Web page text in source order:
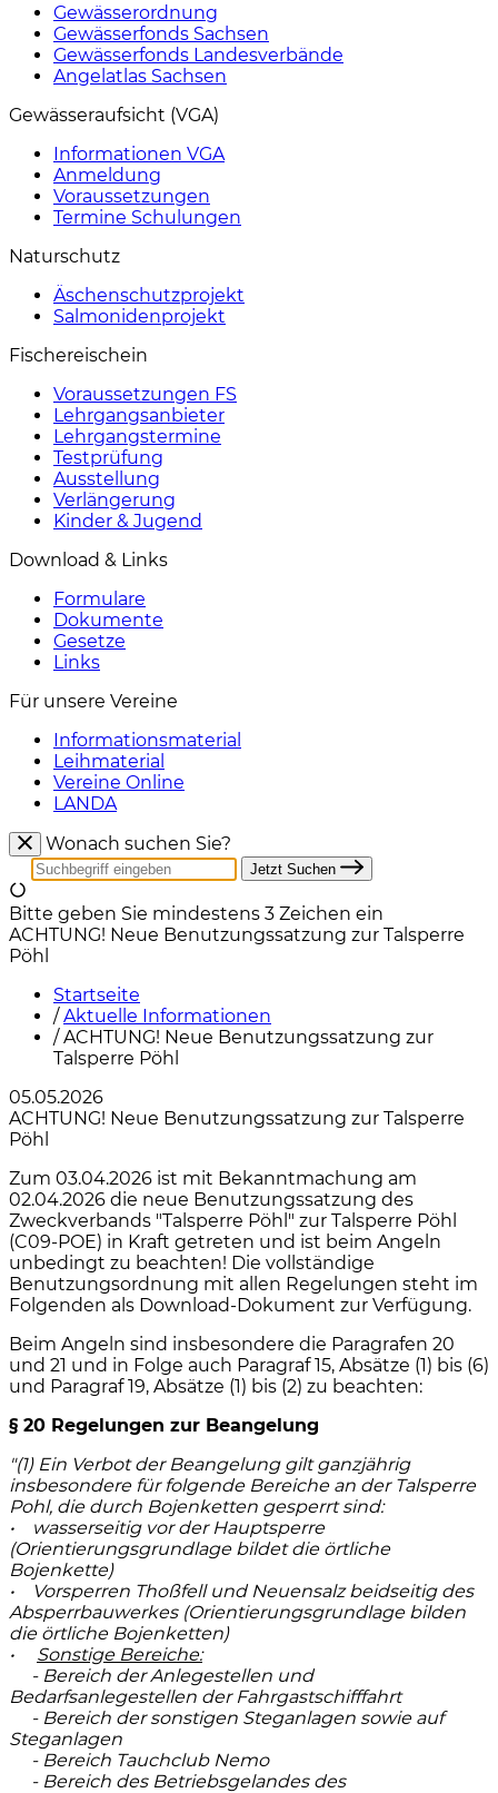
Gewässerordnung
Gewässerfonds Sachsen
Gewässerfonds Landesverbände
Angelatlas Sachsen
Gewässeraufsicht (VGA)
Informationen VGA
Anmeldung
Voraussetzungen
Termine Schulungen
Naturschutz
Äschenschutzprojekt
Salmonidenprojekt
Fischereischein
Voraussetzungen FS
Lehrgangsanbieter
Lehrgangstermine
Testprüfung
Ausstellung
Verlängerung
Kinder & Jugend
Download & Links
Formulare
Dokumente
Gesetze
Links
Für unsere Vereine
Informationsmaterial
Leihmaterial
Vereine Online
LANDA
Wonach suchen Sie?
Jetzt Suchen
Bitte geben Sie mindestens 3 Zeichen ein
ACHTUNG! Neue Benutzungssatzung zur Talsperre
Pöhl
Startseite
/ Aktuelle Informationen
/ ACHTUNG! Neue Benutzungssatzung zur
Talsperre Pöhl
05.05.2026
ACHTUNG! Neue Benutzungssatzung zur Talsperre
Pöhl
Zum 03.04.2026 ist mit Bekanntmachung am
02.04.2026 die neue Benutzungssatzung des
Zweckverbands "Talsperre Pöhl" zur Talsperre Pöhl
(C09-POE) in Kraft getreten und ist beim Angeln
unbedingt zu beachten! Die vollständige
Benutzungsordnung mit allen Regelungen steht im
Folgenden als Download-Dokument zur Verfügung.
Beim Angeln sind insbesondere die Paragrafen 20
und 21 und in Folge auch Paragraf 15, Absätze (1) bis (6)
und Paragraf 19, Absätze (1) bis (2) zu beachten:
§ 20 Regelungen zur Beangelung
"(1) Ein Verbot der Beangelung gilt ganzjährig
insbesondere für folgende Bereiche an der Talsperre
Pohl, die durch Bojenketten gesperrt sind:
• wasserseitig vor der Hauptsperre
(Orientierungsgrundlage bildet die örtliche
Bojenkette)
• Vorsperren Thoßfell und Neuensalz beidseitig des
Absperrbauwerkes (Orientierungsgrundlage bilden
die örtliche Bojenketten)
• Sonstige Bereiche:
- Bereich der Anlegestellen und
Bedarfsanlegestellen der Fahrgastschifffahrt
- Bereich der sonstigen Steganlagen sowie auf
Steganlagen
- Bereich Tauchclub Nemo
- Bereich des Betriebsgelandes des